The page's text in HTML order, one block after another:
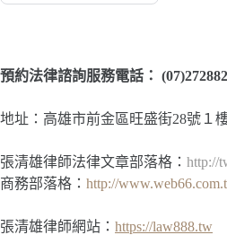
預約法律諮詢服務電話：
地址：高雄市前金區旺盛街28號１
張清雄律師法律文章部落格： http://
商務部落格： http://
張清雄律師網站： https://law888.tw